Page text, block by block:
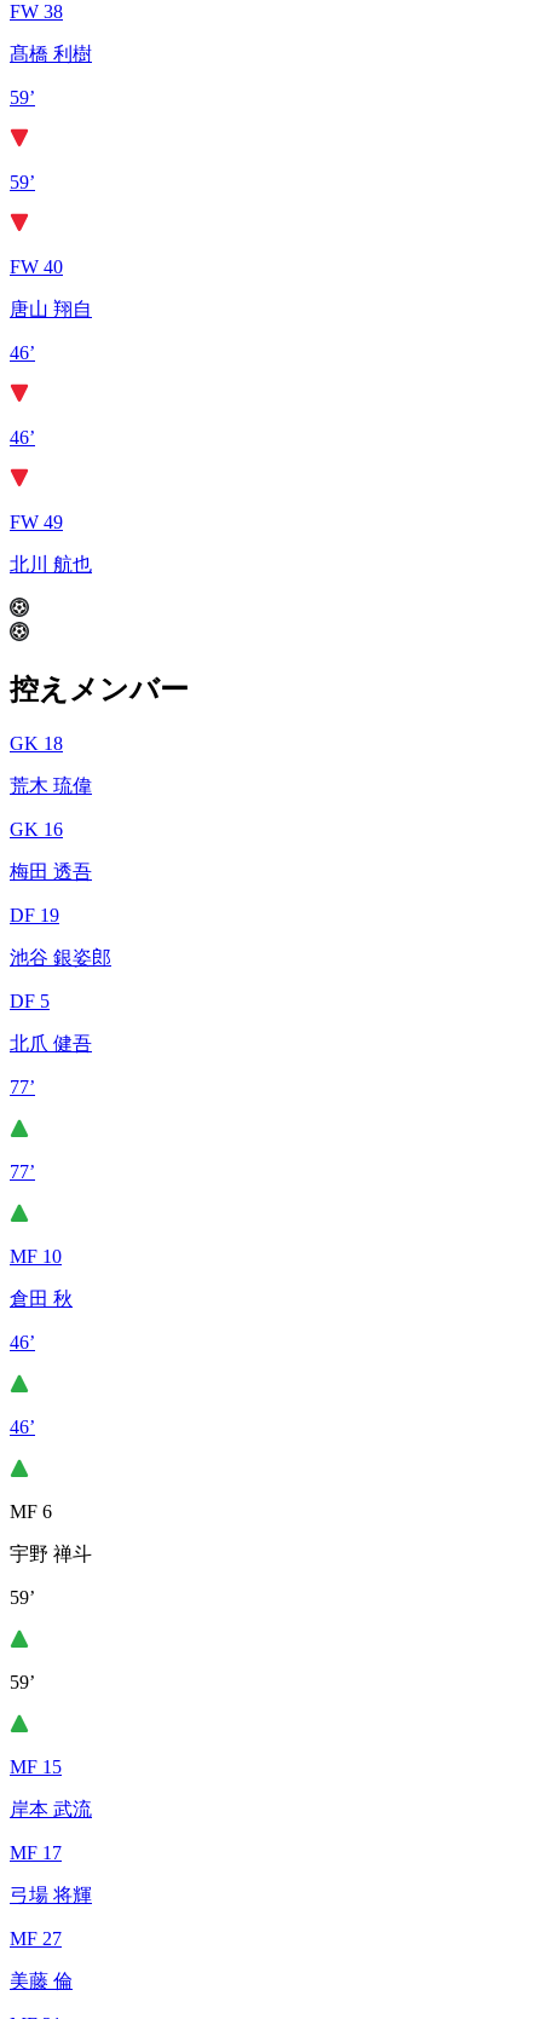
FW 38
髙橋 利樹
59’
59’
FW 40
唐山 翔自
46’
46’
FW 49
北川 航也
控えメンバー
GK 18
荒木 琉偉
GK 16
梅田 透吾
DF 19
池谷 銀姿郎
DF 5
北爪 健吾
77’
77’
MF 10
倉田 秋
46’
46’
MF 6
宇野 禅斗
59’
59’
MF 15
岸本 武流
MF 17
弓場 将輝
MF 27
美藤 倫